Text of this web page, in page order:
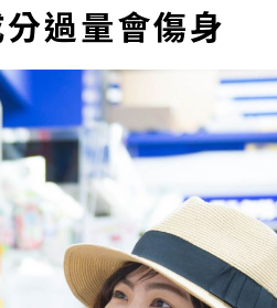
過量會傷身